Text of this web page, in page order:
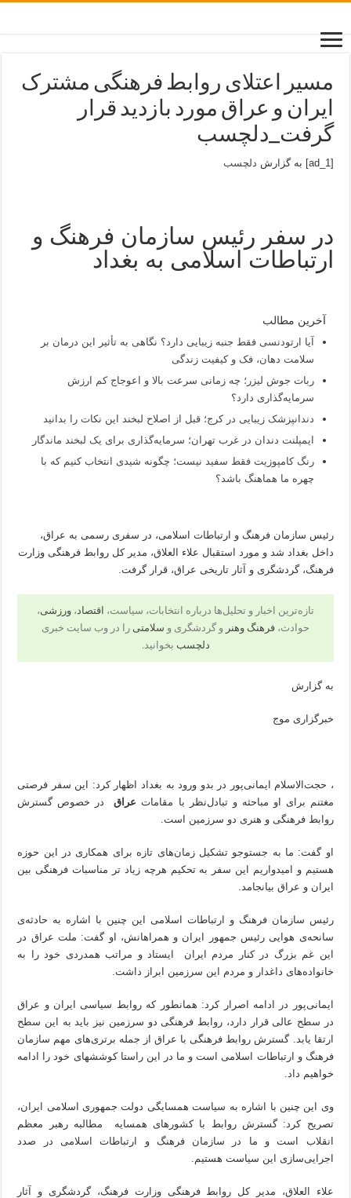
مسیر اعتلای روابط فرهنگی مشترک
ایران و عراق مورد بازدید قرار
گرفت_دلچسب
[ad_1] به گزارش دلچسب
در سفر رئیس سازمان فرهنگ و
ارتباطات اسلامی به بغداد
آخرین مطالب
آیا ارتودنسی فقط جنبه زیبایی دارد؟ نگاهی به تأثیر این درمان بر
سلامت دهان، فک و کیفیت زندگی
ربات جوش لیزر؛ چه زمانی سرعت بالا و اعوجاج کم ارزش
سرمایه‌گذاری دارد؟
دندانپزشک زیبایی در کرج؛ قبل از اصلاح لبخند این نکات را بدانید
ایمپلنت دندان در غرب تهران؛ سرمایه‌گذاری برای یک لبخند ماندگار
رنگ کامپوزیت فقط سفید نیست؛ چگونه شیدی انتخاب کنیم که با
چهره ما هماهنگ باشد؟
رئیس سازمان فرهنگ و ارتباطات اسلامی، در سفری رسمی به عراق،
داخل بغداد شد و مورد استقبال علاء العلاق، مدیر کل روابط فرهنگی وزارت
فرهنگ، گردشگری و آثار تاریخی عراق، قرار گرفت.
تازه‌ترین اخبار و تحلیل‌ها درباره انتخابات، سیاست، اقتصاد، ورزشی،
حوادث، فرهنگ وهنر و گردشگری و سلامتی را در وب سایت خبری
دلچسب بخوانید.
به گزارش
خبرگزاری موج
، حجت‌الاسلام ایمانی‌پور در بدو ورود به بغداد اظهار کرد: این سفر فرصتی
مغتنم برای او مباحثه و تبادل‌نظر با مقامات عراقدر خصوص گسترش
روابط فرهنگی و هنری دو سرزمین است.
او گفت: ما به جستوجو تشکیل زمان‌های تازه برای همکاری در این حوزه
هستیم و امیدواریم این سفر به تحکیم هرچه زیاد تر مناسبات فرهنگی بین
ایران و عراق بیانجامد.
رئیس سازمان فرهنگ و ارتباطات اسلامی این چنین با اشاره به حادثه‌ی
سانحه‌ی هوایی رئیس جمهور ایران و همراهانش، او گفت: ملت عراق در
این غم بزرگ در کنار مردم ایران ایستاد و مراتب همدردی خود را به
خانواده‌های داغدار و مردم این سرزمین ابراز داشت.
ایمانی‌پور در ادامه اصرار کرد: همانطور که روابط سیاسی ایران و عراق
در سطح عالی قرار دارد، روابط فرهنگی دو سرزمین نیز باید به این سطح
ارتقا یابد. گسترش روابط فرهنگی با عراق از جمله برتری‌های مهم سازمان
فرهنگ و ارتباطات اسلامی است و ما در این راستا کوششهای خود را ادامه
خواهیم داد.
وی این چنین با اشاره به سیاست همسایگی دولت جمهوری اسلامی ایران،
تصریح کرد: گسترش روابط با کشورهای همسایه مطالبه رهبر معظم
انقلاب است و ما در سازمان فرهنگ و ارتباطات اسلامی در صدد
اجرایی‌سازی این سیاست هستیم.
علاء العلاق، مدیر کل روابط فرهنگی وزارت فرهنگ، گردشگری و آثار